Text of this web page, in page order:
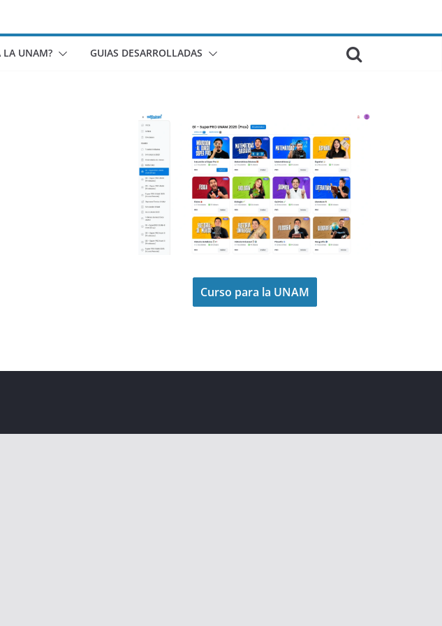
LA UNAM? GUIAS DESARROLLADAS
Curso para la UNAM